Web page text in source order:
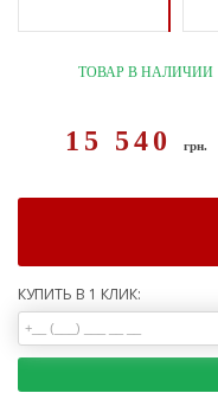
ТОВАР В НАЛИЧИИ
15 540грн.
КУПИТЬ В 1 КЛИК: